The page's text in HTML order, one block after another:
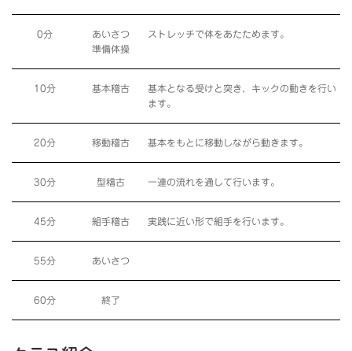
0分
あいさつ
準備体操
ストレッチで体をあたためます。
10分 基本稽古
基本となる受けと突き、キックの動きを行い
ます。
20分 移動稽古 基本をもとに移動しながら動きます。
30分 型稽古 一連の流れを通して行います。
45分 組手稽古 実践に近い形で組手を行います。
55分 あいさつ
60分 終了